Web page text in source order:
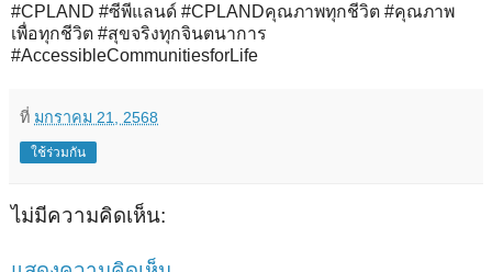
#CPLAND #ซีพีแลนด์ #CPLANDคุณภาพทุกชีวิต #คุณภาพ
เพื่อทุกชีวิต #สุขจริงทุกจินตนาการ
#AccessibleCommunitiesforLife
ที่ มกราคม 21, 2568
ใช้ร่วมกัน
ไม่มีความคิดเห็น: